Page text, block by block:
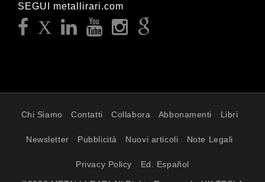
SEGUI metallirari.com
Chi Siamo Contatti Collabora Abbonamenti Libri
Newsletter Pubblicità Nuovi articoli Note Legali
Privacy Policy Ed. Español